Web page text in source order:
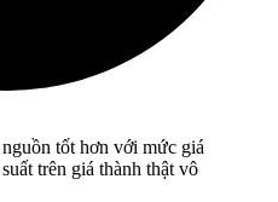
tốt hơn với mức giá
trên giá thành thật vô